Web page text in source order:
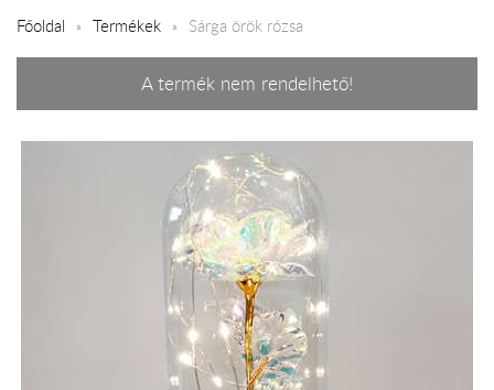
Főoldal Termékek Sárga örök rózsa
A termék nem rendelhető!